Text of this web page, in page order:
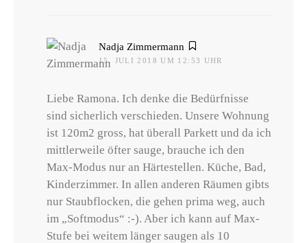
Nadja Zimmermann
15. JULI 2018 UM 12:53 UHR
Liebe Ramona. Ich denke die Bedürfnisse
sind sicherlich verschieden. Unsere Wohnung
ist 120m2 gross, hat überall Parkett und da ich
mittlerweile öfter sauge, brauche ich den
Max-Modus nur an Härtestellen. Küche, Bad,
Kinderzimmer. In allen anderen Räumen gibts
nur Staubflocken, die gehen prima weg, auch
im „Softmodus“ :-). Aber ich kann auf Max-
Stufe bei weitem länger saugen als 10